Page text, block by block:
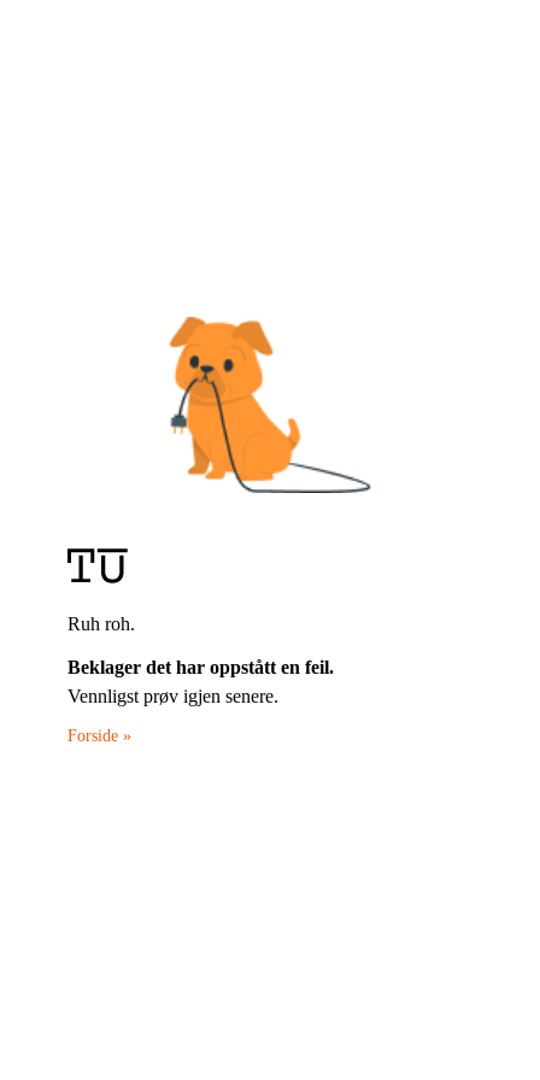
Ruh roh.
Beklager det har oppstått en feil.
Vennligst prøv igjen senere.
Forside »